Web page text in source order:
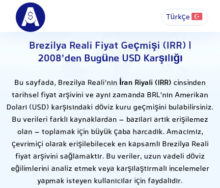
Türkçe
Brezilya Reali Fiyat Geçmişi (IRR) |
2008’den Bugüne USD Karşılığı
Bu sayfada, Brezilya Reali’nın İran Riyali (IRR) cinsinden
tarihsel fiyat arşivini ve aynı zamanda BRL’nın Amerikan
Doları (USD) karşısındaki döviz kuru geçmişini bulabilirsiniz.
Bu verileri farklı kaynaklardan – bazıları artık erişilemez
olan – toplamak için büyük çaba harcadık. Amacımız,
çevrimiçi olarak erişilebilecek en kapsamlı Brezilya Reali
fiyat arşivini sağlamaktır. Bu veriler, uzun vadeli döviz
eğilimlerini analiz etmek veya karşılaştırmalı incelemeler
yapmak isteyen kullanıcılar için faydalıdır.